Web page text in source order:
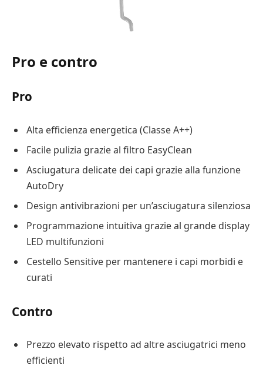
Pro e contro
Pro
Alta efficienza energetica (Classe A++)
Facile pulizia grazie al filtro EasyClean
Asciugatura delicate dei capi grazie alla funzione
AutoDry
Design antivibrazioni per un’asciugatura silenziosa
Programmazione intuitiva grazie al grande display
LED multifunzioni
Cestello Sensitive per mantenere i capi morbidi e
curati
Contro
Prezzo elevato rispetto ad altre asciugatrici meno
efficienti